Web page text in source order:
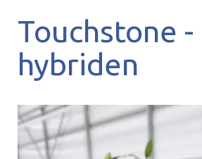
Touchstone -
hybriden